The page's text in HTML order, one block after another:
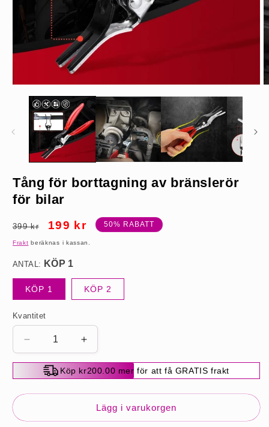
mediet
modalfönster
Tång för borttagning av bränslerör
för bilar
Ordinarie
pris
399 kr Försäljningspris
199 kr 50% RABATT
Frakt beräknas i kassan.
ANTAL:
KÖP 1 KÖP 2
Kvantitet
Minska
kvantitet
Tång
för
av
Öka
kvantitet
för
Tång
för
borttagning
av
Köp kr200.00 mer för att få GRATIS frakt
Lägg i varukorgen